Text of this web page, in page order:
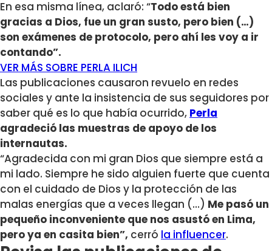
En esa misma línea, aclaró: “Todo está bien
gracias a Dios, fue un gran susto, pero bien (…)
son exámenes de protocolo, pero ahí les voy a ir
contando”.
VER MÁS SOBRE PERLA ILICH
Las publicaciones causaron revuelo en redes
sociales y ante la insistencia de sus seguidores por
saber qué es lo que había ocurrido, Perla
agradeció las muestras de apoyo de los
internautas.
“Agradecida con mi gran Dios que siempre está a
mi lado. Siempre he sido alguien fuerte que cuenta
con el cuidado de Dios y la protección de las
malas energías que a veces llegan (…) Me pasó un
pequeño inconveniente que nos asustó en Lima,
pero ya en casita bien”, cerró la influencer.